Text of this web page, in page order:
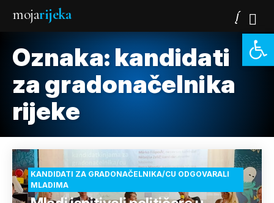
mojarijeka
Oznaka: kandidati
za gradonačelnika
rijeke
KANDIDATI ZA GRADONAČELNIKA/CU ODGOVARALI
MLADIMA